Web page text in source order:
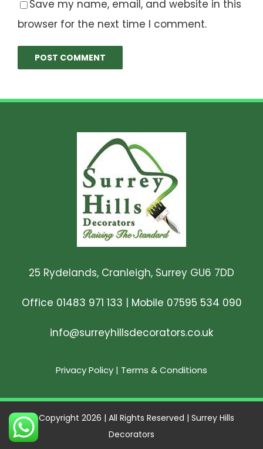
Save my name, email, and website in this
browser for the next time I comment.
25 Rydelands, Cranleigh, Surrey GU6 7DD
Office 01483 971 133 | Mobile 07595 534 090
info@surreyhillsdecorators.co.uk
Privacy Policy | Terms & Conditions
© Copyright 2026 | All Rights Reserved | Surrey Hills
Decorators